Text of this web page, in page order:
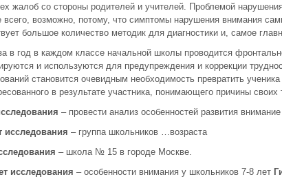
жалоб со стороны родителей и учителей. Проблемой
всего, возможно, потому, что симптомы нарушения внимания
большое количество методик для диагностики и, самое
в год в каждом классе начальной школы проводится
и используются для предупреждения и коррекции
становится очевидным необходимость превратить ученика
в результате участника, понимающего причины
– провести анализ особенностей развития
исследования – группа школьников …возраста
– школа № 15 в городе Москве.
исследования – особенности внимания у школьников 7-8 лет